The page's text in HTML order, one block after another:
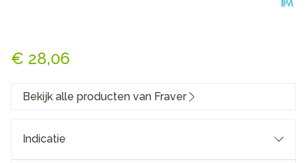
€ 28,06
Bekijk alle producten van Fraver
Indicatie